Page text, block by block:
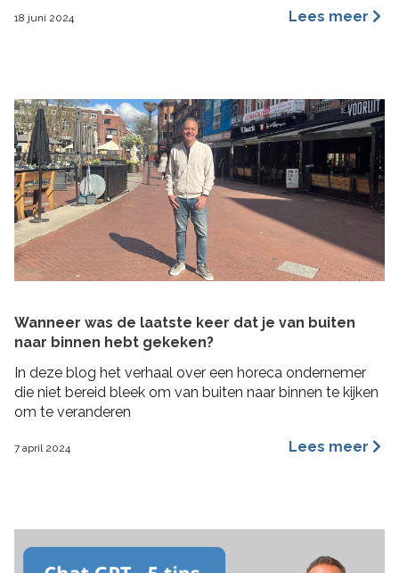
verschillende invalshoeken. In deze blog benoem ik de
18 juni 2024 Lees meer
Wanneer was de laatste keer dat je van buiten
naar binnen hebt gekeken?
In deze blog het verhaal over een horeca ondernemer
die niet bereid bleek om van buiten naar binnen te kijken
om te veranderen
7 april 2024 Lees meer